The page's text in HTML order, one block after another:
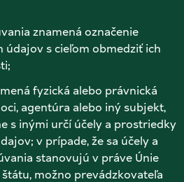
znamená označenie
údajov s cieľom obmedziť ich
fyzická alebo právnická
agentúra alebo iný subjekt,
s inými určí účely a prostriedky
v prípade, že sa účely a
stanovujú v práve Únie
možno prevádzkovateľa